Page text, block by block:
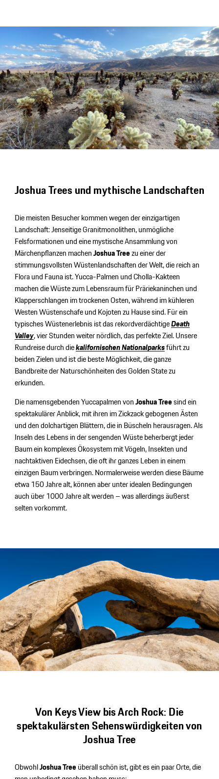
Joshua Trees und mythische Landschaften
Die meisten Besucher kommen wegen der einzigartigen
Landschaft: Jenseitige Granitmonolithen, unmögliche
Felsformationen und eine mystische Ansammlung von
Märchenpflanzen machenJoshua Treezu einer der
stimmungsvollsten Wüstenlandschaften der Welt, die reich an
Flora und Fauna ist. Yucca-Palmen und Cholla-Kakteen
machen die Wüste zum Lebensraum für Präriekaninchen und
Klapperschlangen im trockenen Osten, während im kühleren
Westen Wüstenschafe und Kojoten zu Hause sind. Für ein
typisches Wüstenerlebnis ist das rekordverdächtigeDeath
Valley, vier Stunden weiter nördlich, das perfekte Ziel. Unsere
Rundreise durch diekalifornischen Nationalparksführt zu
beiden Zielen und ist die beste Möglichkeit, die ganze
Bandbreite der Naturschönheiten des Golden State zu
erkunden.
Die namensgebenden Yuccapalmen vonJoshua Treesind ein
spektakulärer Anblick, mit ihren im Zickzack gebogenen Ästen
und den dolchartigen Blättern, die in Büscheln herausragen. Als
Inseln des Lebens in der sengenden Wüste beherbergt jeder
Baum ein komplexes Ökosystem mit Vögeln, Insekten und
nachtaktiven Eidechsen, die oft ihr ganzes Leben in einem
einzigen Baum verbringen. Normalerweise werden diese Bäume
etwa 150 Jahre alt, können aber unter idealen Bedingungen
auch über 1000 Jahre alt werden – was allerdings äußerst
selten vorkommt.
Von Keys View bis Arch Rock: Die
spektakulärsten Sehenswürdigkeiten von
Joshua Tree
ObwohlJoshua Treeüberall schön ist, gibt es ein paar Orte, die